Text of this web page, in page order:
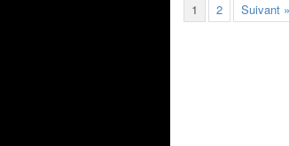
1 2 Suivant »